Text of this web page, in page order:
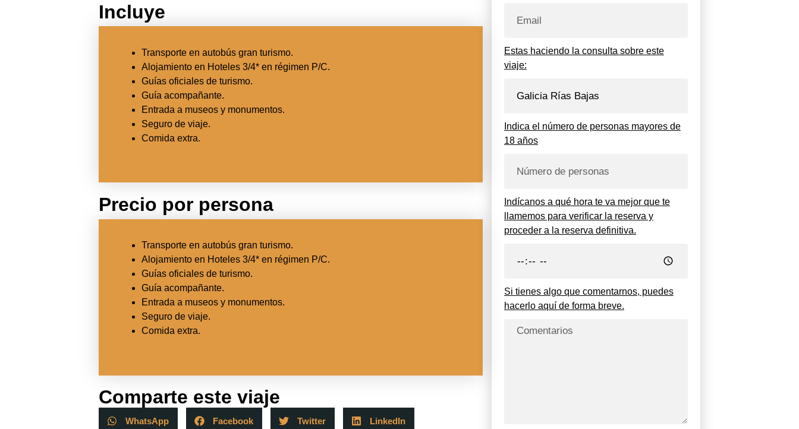
Incluye
Transporte en autobús gran turismo.
Alojamiento en Hoteles 3/4* en régimen P/C.
Guías oficiales de turismo.
Guía acompañante.
Entrada a museos y monumentos.
Seguro de viaje.
Comida extra.
Precio por persona
Transporte en autobús gran turismo.
Alojamiento en Hoteles 3/4* en régimen P/C.
Guías oficiales de turismo.
Guía acompañante.
Entrada a museos y monumentos.
Seguro de viaje.
Comida extra.
Comparte este viaje
WhatsApp Facebook Twitter LinkedIn
Estas haciendo la consulta sobre este
viaje:
Indica el número de personas mayores de
18 años
Indícanos a qué hora te va mejor que te
llamemos para verificar la reserva y
proceder a la reserva definitiva.
Si tienes algo que comentarnos, puedes
hacerlo aquí de forma breve.